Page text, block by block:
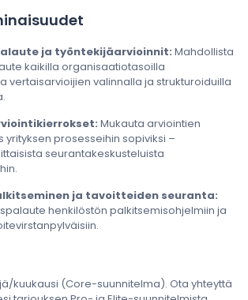
ja työntekijäarvioinnit: Mahdollista
kaikilla organisaatiotasoilla
vertaisarvioijien valinnalla ja strukturoiduilla
Mukauta arviointien
yrityksen prosesseihin sopiviksi –
seurantakeskusteluista
ja tavoitteiden seuranta:
henkilöstön palkitsemisohjelmiin ja
kuukausi (Core-suunnitelma). Ota yhteyttä